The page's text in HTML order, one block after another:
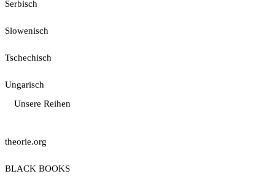
Serbisch
Slowenisch
Tschechisch
Ungarisch
Unsere Reihen
theorie.org
BLACK BOOKS